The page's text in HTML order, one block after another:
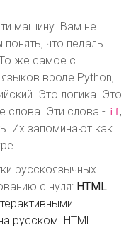
машину. Вам не
что педаль
же самое с
вроде Python,
Это логика. Это
слова. Эти слова - if,
Их запоминают как
русскоязычных
с нуля: HTML
русском. HTML